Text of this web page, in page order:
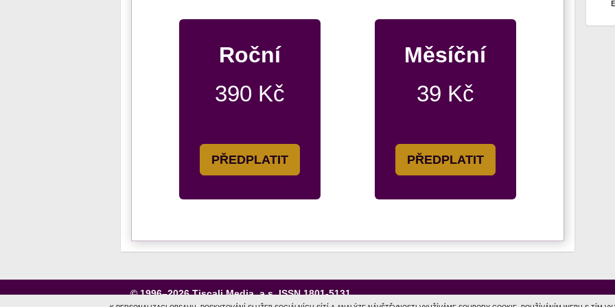
Roční
390 Kč
PŘEDPLATIT
Měsíční
39 Kč
PŘEDPLATIT
E
© 1996–2026Tiscali Media, a.s.ISSN 1801-5131